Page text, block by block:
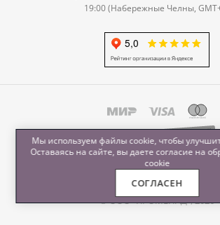
19:00 (Набережные Челны,
© ООО "ПРОМЕНАД", 2026
Мы используем файлы cookie, чтобы
Оставаясь на сайте, вы даете согласие на
cookie
СОГЛАСЕН